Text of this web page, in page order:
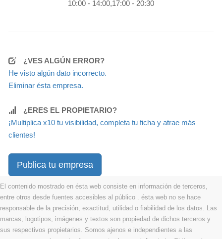
10:00 - 14:00,17:00 - 20:30
¿VES ALGÚN ERROR?
He visto algún dato incorrecto.
Eliminar ésta empresa.
¿ERES EL PROPIETARIO?
¡Multiplica x10 tu visibilidad, completa tu ficha y atrae más
clientes!
Publica tu empresa
El contenido mostrado en ésta web consiste en información de terceros,
entre otros desde fuentes accesibles al público . ésta web no se hace
responsable de la precisión, exactitud, utilidad o fiabilidad de los datos. Las
marcas, logotipos, imágenes y textos son propiedad de dichos terceros y
sus respectivos propietarios. Somos ajenos e independientes a las